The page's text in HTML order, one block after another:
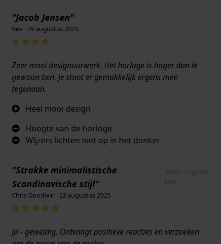
"Jacob Jensen"
Bea · 29 augustus 2025
Zeer mooi designuurwerk. Het horloge is hoger dan ik
gewoon ben. Je stoot er gemakkelijk ergens mee
tegenaan.
Heel mooi design
Hoogte van de horloge
Wijzers lichten niet op in het donker
"Strakke minimalistische
Scandinavische stijl"
Show original
text
Chris Goodwin · 23 augustus 2025
Ja - geweldig. Ontvangt positieve reacties en verzoeken